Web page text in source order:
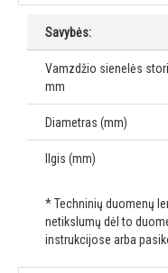
Savybės:
Vamzdžio sienelės
mm
Diametras (mm)
Ilgis (mm)
* Techninių duomenų
netikslumų dėl to
instrukcijose arba